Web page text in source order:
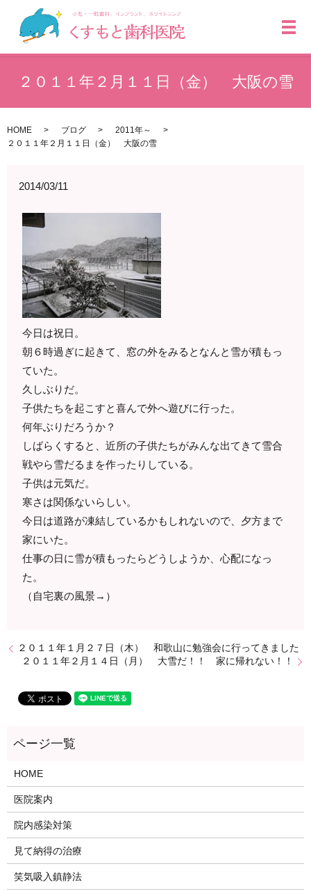
メ
２０１１年２月１１日（金） 大阪の雪
HOME ブログ
2011年～
２０１１年２月１１日（金） 大阪の雪
2014/03/11
今日は祝日。
朝６時過ぎに起きて、窓の外をみるとなんと雪が積もっ
ていた。
久しぶりだ。
子供たちを起こすと喜んで外へ遊びに行った。
何年ぶりだろうか？
しばらくすると、近所の子供たちがみんな出てきて雪合
戦やら雪だるまを作ったりしている。
子供は元気だ。
寒さは関係ないらしい。
今日は道路が凍結しているかもしれないので、夕方まで
家にいた。
仕事の日に雪が積もったらどうしようか、心配になっ
た。
（自宅裏の風景→）
２０１１年１月２７日（木） 和歌山に勉強会に行ってきました
２０１１年２月１４日（月） 大雪だ！！ 家に帰れない！！
HOME
医院案内
院内感染対策
見て納得の治療
笑気吸入鎮静法